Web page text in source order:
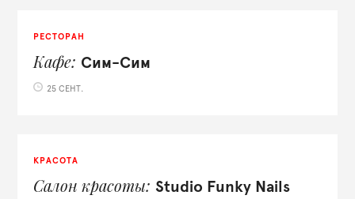
РЕСТОРАН
Кафе Сим-Сим
25 СЕНТ.
КРАСОТА
Салон красоты
Studio Funky Nails